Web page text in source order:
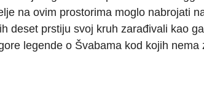
na ovim prostorima moglo nabrojati
deset prstiju svoj kruh zarađivali kao
legende o Švabama kod kojih nema